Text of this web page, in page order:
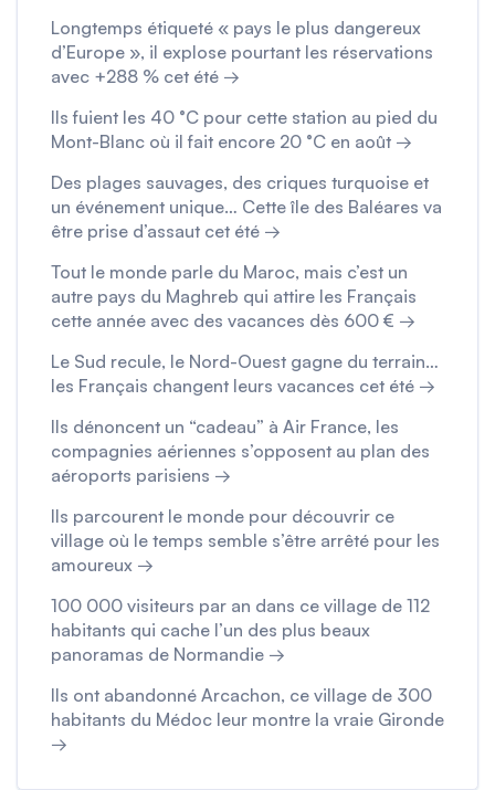
Longtemps étiqueté « pays le plus dangereux
d’Europe », il explose pourtant les réservations
avec +288 % cet été →
Ils fuient les 40 °C pour cette station au pied du
Mont-Blanc où il fait encore 20 °C en août →
Des plages sauvages, des criques turquoise et
un événement unique… Cette île des Baléares va
être prise d’assaut cet été →
Tout le monde parle du Maroc, mais c’est un
autre pays du Maghreb qui attire les Français
cette année avec des vacances dès 600 € →
Le Sud recule, le Nord-Ouest gagne du terrain…
les Français changent leurs vacances cet été →
Ils dénoncent un “cadeau” à Air France, les
compagnies aériennes s’opposent au plan des
aéroports parisiens →
Ils parcourent le monde pour découvrir ce
village où le temps semble s’être arrêté pour les
amoureux →
100 000 visiteurs par an dans ce village de 112
habitants qui cache l’un des plus beaux
panoramas de Normandie →
Ils ont abandonné Arcachon, ce village de 300
habitants du Médoc leur montre la vraie Gironde
→